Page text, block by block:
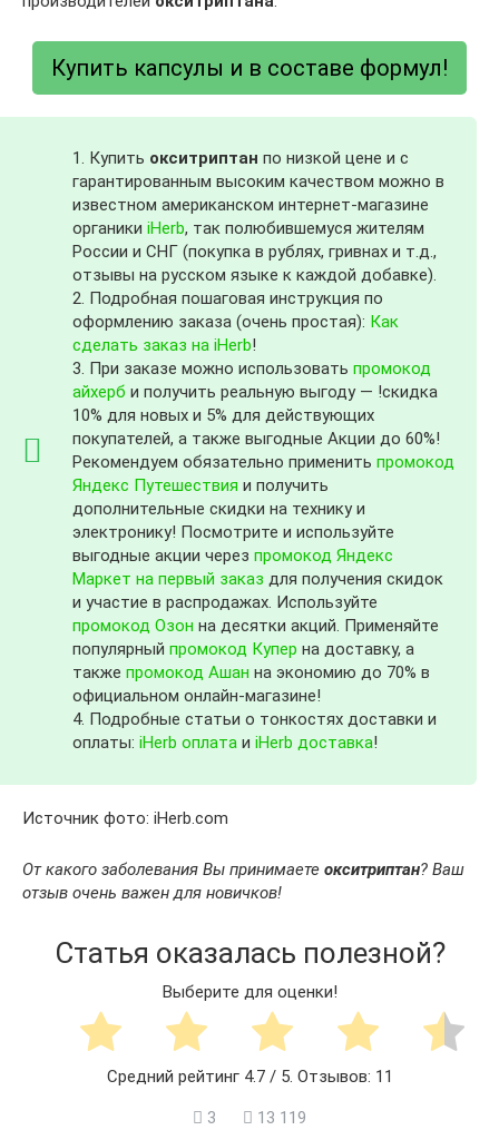
Купить капсулы и в составе формул!
1. Купить окситриптан по низкой цене и с
гарантированным высоким качеством можно в
известном американском интернет-магазине
органики iHerb, так полюбившемуся жителям
России и СНГ (покупка в рублях, гривнах и т.д.,
отзывы на русском языке к каждой добавке).
2. Подробная пошаговая инструкция по
оформлению заказа (очень простая): Как
сделать заказ на iHerb!
3. При заказе можно использовать промокод
айхерб и получить реальную выгоду — !скидка
10% для новых и 5% для действующих
покупателей, а также выгодные Акции до 60%!
Рекомендуем обязательно применить промокод
Яндекс Путешествия и получить
дополнительные скидки на технику и
электронику! Посмотрите и используйте
выгодные акции через промокод Яндекс
Маркет на первый заказ для получения скидок
и участие в распродажах. Используйте
промокод Озон на десятки акций. Применяйте
популярный промокод Купер на доставку, а
также промокод Ашан на экономию до 70% в
официальном онлайн-магазине!
4. Подробные статьи о тонкостях доставки и
оплаты: iHerb оплата и iHerb доставка!
Источник фото: iHerb.com
От какого заболевания Вы принимаете окситриптан? Ваш
отзыв очень важен для новичков!
Статья оказалась полезной?
Выберите для оценки!
Средний рейтинг 4.7/ 5. Отзывов: 11
3 13 119